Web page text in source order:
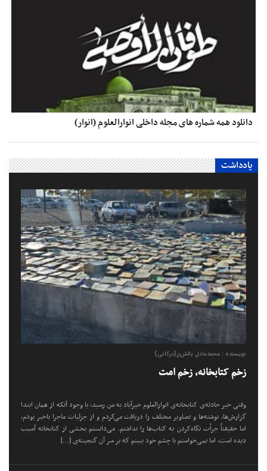
دانلود همه شماره های مجله داخلی انوارالعلوم (انوار)
یادداشت
نویسنده : محمدعادل بالش‌زر(درکانی)
زخم کتابخانه، زخم امت
وقتی خبر حادثه‌ی کتابخانه‌ی انوارالعلوم خیرآباد به من رسید، با وجود آنکه از همان ابتدا
گزارش‌ها، نوشته‌ها و تصاویر مختلف را دریافت می‌کردم و از جزئیات ماجرا باخبر بودم،
اما حقیقتاً جرأت نگاه‌کردن به کتاب‌ها را نداشتم. می‌دانستم بخشی از کتابخانه آسیب
دیده است، اما نمی‌خواستم با چشم خود ببینم که بر سر آن گنجینه‌ی […]